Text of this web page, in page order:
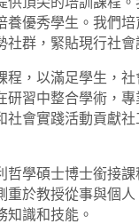
養優秀學生。我們培
群，緊貼現行社會
程，以滿足學生，
研習中整合學術，專
社會實踐活動貢獻社
哲學碩士博士銜接
重於教授從事與個人
識和技能。